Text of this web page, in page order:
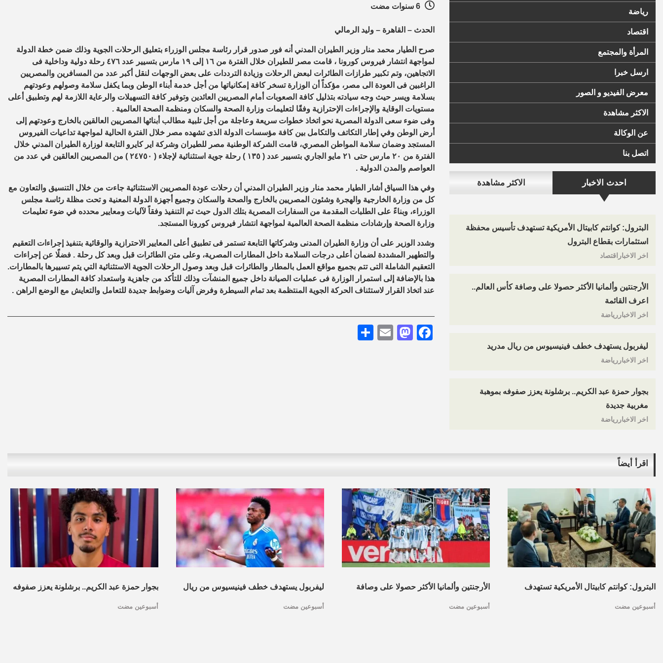
رياضة
اقتصاد
المرأة والمجتمع
ارسل خبرا
معرض الفيديو و الصور
الاكثر مشاهدة
عن الوكالة
اتصل بنا
احدث الاخبار الاكثر مشاهدة
البترول: كوانتم كابيتال الأمريكية تستهدف تأسيس محفظة
استثمارات بقطاع البترول
اخر الاخباراقتصاد
الأرجنتين وألمانيا الأكثر حصولا على وصافة كأس العالم..
اعرف القائمة
اخر الاخباررياضة
ليفربول يستهدف خطف فينيسيوس من ريال مدريد
اخر الاخباررياضة
بجوار حمزة عبد الكريم.. برشلونة يعزز صفوفه بموهبة
مغربية جديدة
اخر الاخباررياضة
الحدث – القاهرة – وليد الرمالي
صرح الطيار محمد منار وزير الطيران المدني أنه فور صدور قرار رئاسة مجلس الوزراء بتعليق الرحلات الجوية وذلك ضمن خطة الدولة
لمواجهة انتشار فيروس كورونا ، قامت مصر للطيران خلال الفترة من ١٦ إلى ١٩ مارس بتسيير عدد ٤٧٦ رحلة دولية وداخلية فى
الاتجاهين، وتم تكبير طرازات الطائرات لبعض الرحلات وزيادة الترددات على بعض الوجهات لنقل أكبر عدد من المسافرين والمصريين
الراغبين فى العودة الى مصر، مؤكداً أن الوزارة تسخر كافة إمكانياتها من أجل خدمة أبناء الوطن وبما يكفل سلامة وصولهم وعودتهم
بسلامة ويسر حيث وجه سيادته بتذليل كافة الصعوبات أمام المصريين العائدين وتوفير كافة التسهيلات والرعاية اللازمة لهم وتطبيق أعلى
مستويات الوقاية والإجراءات الإحترازية وفقًا لتعليمات وزارة الصحة والسكان ومنظمة الصحة العالمية .
وفى ضوء سعى الدولة المصرية نحو اتخاذ خطوات سريعة وعاجلة من أجل تلبية مطالب أبنائها المصريين العالقين بالخارج وعودتهم إلى
أرض الوطن وفي إطار التكاتف والتكامل بين كافة مؤسسات الدولة الذى تشهده مصر خلال الفترة الحالية لمواجهة تداعيات الفيروس
المستجد وضمان سلامة المواطن المصري، قامت الشركة الوطنية مصر للطيران وشركة اير كايرو التابعة لوزارة الطيران المدني خلال
الفترة من ٢٠ مارس حتى ٢١ مايو الجاري بتسيير عدد ( ١٣٥ ) رحلة جوية استثنائية لإجلاء ( ٢٤٧٥٠ ) من المصريين العالقين في عدد من
العواصم والمدن الدولية .
وفي هذا السياق أشار الطيار محمد منار وزير الطيران المدني أن رحلات عودة المصريين الاستثنائية جاءت من خلال التنسيق والتعاون مع
كل من وزارة الخارجية والهجرة وشئون المصريين بالخارج والصحة والسكان وجميع أجهزة الدولة المعنية و تحت مظلة رئاسة مجلس
الوزراء، وبناءً على الطلبات المقدمة من السفارات المصرية بتلك الدول حيث تم التنفيذ وفقاً لآليات ومعايير محدده في ضوء تعليمات
وزارة الصحة وإرشادات منظمة الصحة العالمية لمواجهة انتشار فيروس كورونا المستجد.
وشدد الوزير على أن وزارة الطيران المدنى وشركاتها التابعة تستمر فى تطبيق أعلى المعايير الاحترازية والوقائية بتنفيذ إجراءات التعقيم
والتطهير المشددة لضمان أعلى درجات السلامة داخل المطارات المصرية، وعلى متن الطائرات قبل وبعد كل رحلة . فضلًا عن إجراءات
التعقيم الشاملة التى تتم بجميع مواقع العمل بالمطار والطائرات قبل وبعد وصول الرحلات الجوية الاستثنائية التي يتم تسييرها بالمطارات.
هذا بالإضافة إلى استمرار الوزارة فى عمليات الصيانة داخل جميع المنشآت وذلك للتأكد من جاهزية واستعداد كافة المطارات المصرية
عند اتخاذ القرار لاستئناف الحركة الجوية المنتظمة بعد تمام السيطرة وفرض آليات وضوابط جديدة للتعامل والتعايش مع الوضع الراهن .
Facebook
Mastodon
Email
اقرأ أيضاً
البترول: كوانتم كابيتال الأمريكية تستهدف
أسبوعين مضت
الأرجنتين وألمانيا الأكثر حصولا على وصافة
أسبوعين مضت
ليفربول يستهدف خطف فينيسيوس من ريال
أسبوعين مضت
بجوار حمزة عبد الكريم.. برشلونة يعزز صفوفه
أسبوعين مضت